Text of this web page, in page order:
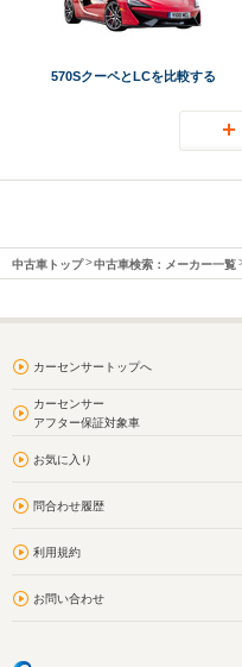
570SクーペとLCを比較する
中古車トップ 中古車検索：メーカー一覧
カーセンサートップへ
カーセンサー
アフター保証対象車
お気に入り
問合わせ履歴
利用規約
お問い合わせ